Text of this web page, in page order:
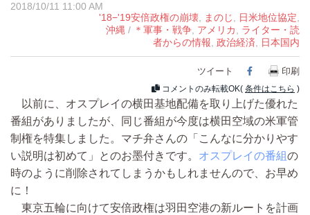
2018/10/11 11:00 AM
'18−'19安倍政権の崩壊
まのじ 日米地位協定
沖縄 / ＊軍事・戦争 アメリカ
ライター・読
者からの情報 政治経済 日本国内
ツイート Facebook
印刷
コメントのみ転載OK( 条件はこちら )
以前に、オスプレイの横田基地配備を取り上げた優れた
番組がありましたが、同じ番組が今度は横田空域の米軍管
制権を特集しました。マチ弁さんの「こんなに分かりやす
い説明は初めて」とのお墨付きです。 オスプレイの番組の
時のように削除されてしまうかもしれませんので、お早め
に！
東京五輪に向けて安倍政権は羽田空港の新ルートを計画